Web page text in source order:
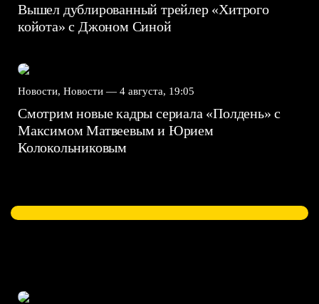
Вышел дублированный трейлер «Хитрого
койота» с Джоном Синой
Новости, Новости — 4 августа, 19:05
Смотрим новые кадры сериала «Полдень» с
Максимом Матвеевым и Юрием
Колокольниковым